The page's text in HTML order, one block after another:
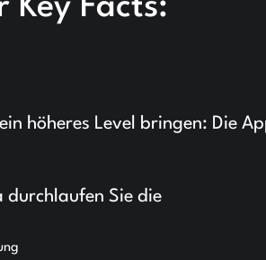
Key Facts:
höheres Level bringen: Die
Sie die